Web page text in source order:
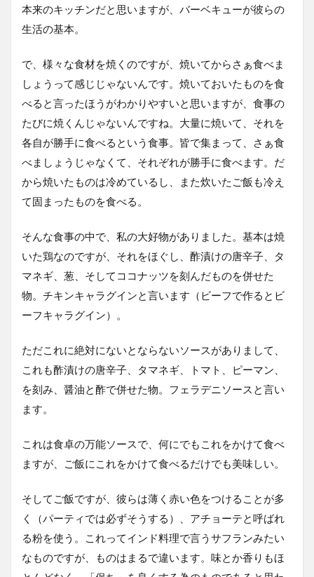
本来のキッチンだと思いますが、バーベキューが彼らの
生活の基本。
で、様々な食材を焼くのですが、焼いてからさぁ食べま
しょうって感じじゃないんです。焼いておいたものを食
べると言ったほうがわかりやすいと思いますが、食事の
たびに焼くんじゃないんですね。大量に焼いて、それを
各自が勝手に食べるという食事。皆で集まって、さぁ食
べましょうじゃなくて、それぞれが勝手に食べます。だ
から焼いたものは冷めているし、また炊いたご飯も冷え
て固まったものを食べる。
そんな食事の中で、私の大好物がありました。基本は焼
いた鶏なのですが、それをほぐし、酢漬けの唐辛子、タ
マネギ、葱、そしてココナッツを刻んだものを併せた
物。チキンキャラグインと言います（ビーフで作るとビ
ーフキャラグイン）。
ただこれに絶対にないとならないソースがありまして、
これも酢漬けの唐辛子、タマネギ、トマト、ピーマン、
を刻み、醤油と酢で併せた物。フェラデニソースと言い
ます。
これは食卓の万能ソースで、何にでもこれをかけて食べ
ますが、ご飯にこれをかけて食べるだけでも美味しい。
そしてご飯ですが、彼らは薄く赤い色をつけることが多
く（パーティでは必ずそうする）、アチョーテと呼ばれ
る粉を使う。これってインド料理で言うサフランみたい
なものですが、ものはまるで違います。味とか香りもほ